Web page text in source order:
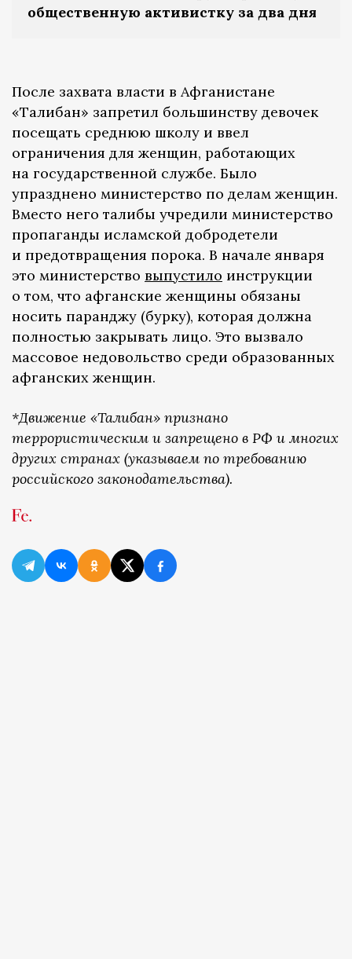
общественную активистку за два дня
После захвата власти в Афганистане
«Талибан» запретил большинству девочек
посещать среднюю школу и ввел
ограничения для женщин, работающих
на государственной службе. Было
упразднено министерство по делам женщин.
Вместо него талибы учредили министерство
пропаганды исламской добродетели
и предотвращения порока. В начале января
это министерство выпустило инструкции
о том, что афганские женщины обязаны
носить паранджу (бурку), которая должна
полностью закрывать лицо. Это вызвало
массовое недовольство среди образованных
афганских женщин.
*Движение «Талибан» признано
террористическим и запрещено в РФ и многих
других странах (указываем по требованию
российского законодательства).